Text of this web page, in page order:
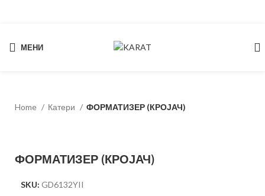
МЕНИ
Home Катери ФОРМАТИЗЕР (КРОЈАЧ)
ФОРМАТИЗЕР (КРОЈАЧ)
SKU: GD6132YII